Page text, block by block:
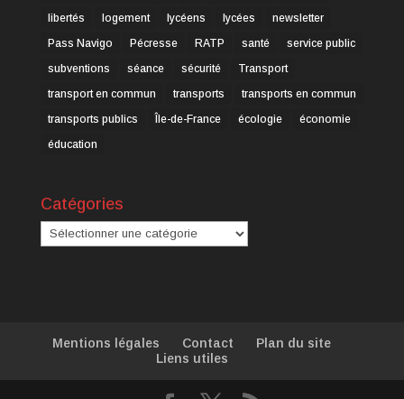
libertés
logement lycéens lycées
newsletter
Pass Navigo
Pécresse RATP santé
service public
subventions
séance sécurité
Transport
transport en commun
transports
transports en commun
transports publics
Île-de-France écologie
économie
éducation
Catégories
Catégories
Mentions légales Contact
Plan du site
Liens utiles